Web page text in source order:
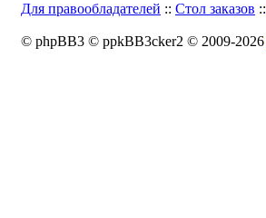
Для правообладателей :: Стол заказов ::
© phpBB3 © ppkBB3cker2 © 2009-2026